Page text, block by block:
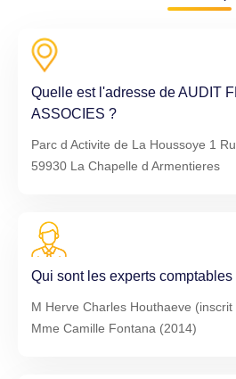
Quelle est l'adresse de AUDIT
ASSOCIES ?
Parc d Activite de La Houssoye 1
59930 La Chapelle d Armentieres
Qui sont les experts comptables
M Herve Charles Houthaeve
Mme Camille Fontana (2014)